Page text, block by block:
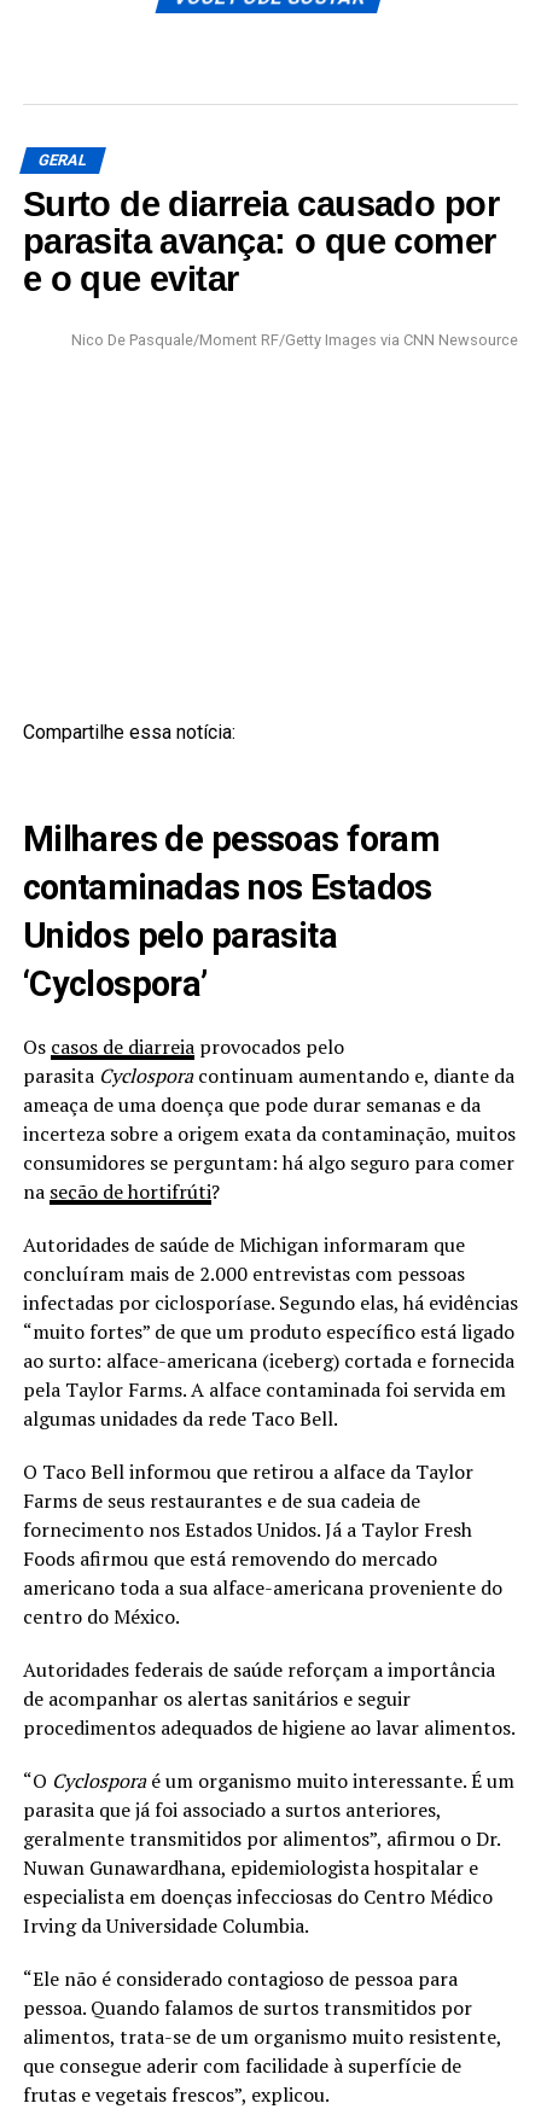
GERAL
Surto de diarreia causado por
parasita avança: o que comer
e o que evitar
Nico De Pasquale/Moment RF/Getty Images via CNN Newsource
Compartilhe essa notícia:
Milhares de pessoas foram
contaminadas nos Estados
Unidos pelo parasita
‘Cyclospora’
Os casos de diarreiaprovocados pelo
parasita Cyclosporacontinuam aumentando e, diante da
ameaça de uma doença que pode durar semanas e da
incerteza sobre a origem exata da contaminação, muitos
consumidores se perguntam: há algo seguro para comer
na seção de hortifrúti?
Autoridades de saúde de Michigan informaram que
concluíram mais de 2.000 entrevistas com pessoas
infectadas por ciclosporíase. Segundo elas, há evidências
“muito fortes” de que um produto específico está ligado
ao surto: alface-americana (iceberg) cortada e fornecida
pela Taylor Farms. A alface contaminada foi servida em
algumas unidades da rede Taco Bell.
O Taco Bell informou que retirou a alface da Taylor
Farms de seus restaurantes e de sua cadeia de
fornecimento nos Estados Unidos. Já a Taylor Fresh
Foods afirmou que está removendo do mercado
americano toda a sua alface-americana proveniente do
centro do México.
Autoridades federais de saúde reforçam a importância
de acompanhar os alertas sanitários e seguir
procedimentos adequados de higiene ao lavar alimentos.
“O Cyclosporaé um organismo muito interessante. É um
parasita que já foi associado a surtos anteriores,
geralmente transmitidos por alimentos”, afirmou o Dr.
Nuwan Gunawardhana, epidemiologista hospitalar e
especialista em doenças infecciosas do Centro Médico
Irving da Universidade Columbia.
“Ele não é considerado contagioso de pessoa para
pessoa. Quando falamos de surtos transmitidos por
alimentos, trata-se de um organismo muito resistente,
que consegue aderir com facilidade à superfície de
frutas e vegetais frescos”, explicou.